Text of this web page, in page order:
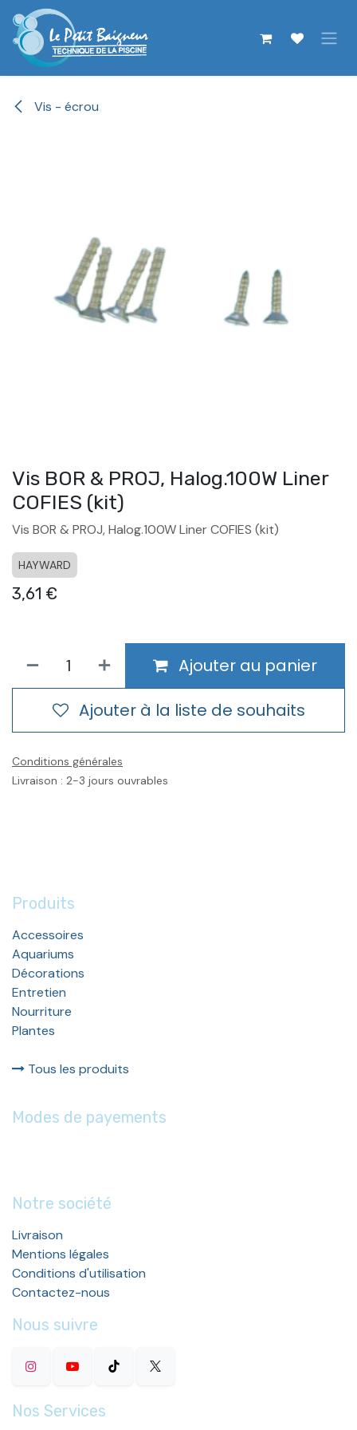
Se rendre au contenu
Vis - écrou
Vis BOR & PROJ, Halog.100W Liner
COFIES (kit)
Vis BOR & PROJ, Halog.100W Liner COFIES (kit)
HAYWARD
3,61 €
Ajouter au panier
Ajouter à la liste de souhaits
Conditions générales
Livraison : 2-3 jours ouvrables
Produits
Accessoires
Aquariums
Décorations
Entretien
Nourriture
Plantes
Tous les produits
Modes de payements
Notre société
Livraison
Mentions légales
Conditions d'utilisation
Contactez-nous
Nous suivre
Nos Services